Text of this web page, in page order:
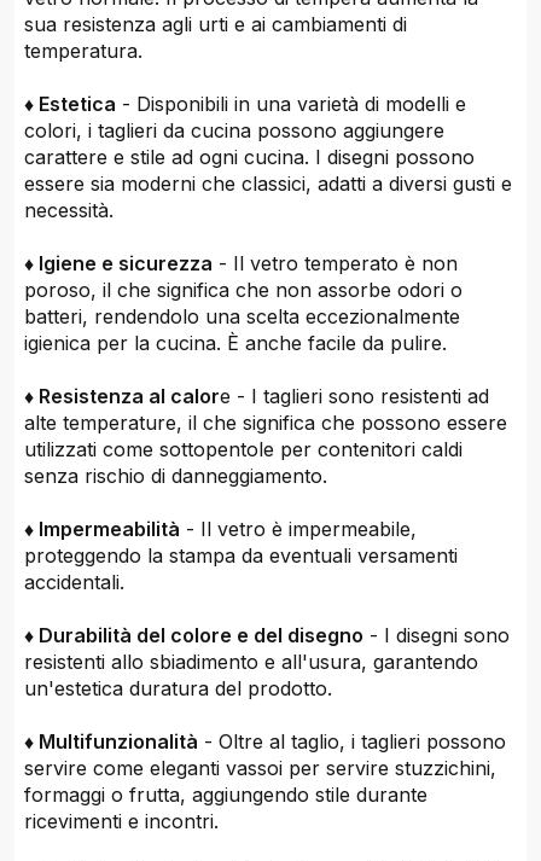
sua resistenza agli urti e ai cambiamenti di
temperatura.
♦ Estetica - Disponibili in una varietà di modelli e
colori, i taglieri da cucina possono aggiungere
carattere e stile ad ogni cucina. I disegni possono
essere sia moderni che classici, adatti a diversi gusti e
necessità.
♦ Igiene e sicurezza - Il vetro temperato è non
poroso, il che significa che non assorbe odori o
batteri, rendendolo una scelta eccezionalmente
igienica per la cucina. È anche facile da pulire.
♦ Resistenza al calore - I taglieri sono resistenti ad
alte temperature, il che significa che possono essere
utilizzati come sottopentole per contenitori caldi
senza rischio di danneggiamento.
♦ Impermeabilità - Il vetro è impermeabile,
proteggendo la stampa da eventuali versamenti
accidentali.
♦ Durabilità del colore e del disegno - I disegni sono
resistenti allo sbiadimento e all'usura, garantendo
un'estetica duratura del prodotto.
♦ Multifunzionalità - Oltre al taglio, i taglieri possono
servire come eleganti vassoi per servire stuzzichini,
formaggi o frutta, aggiungendo stile durante
ricevimenti e incontri.